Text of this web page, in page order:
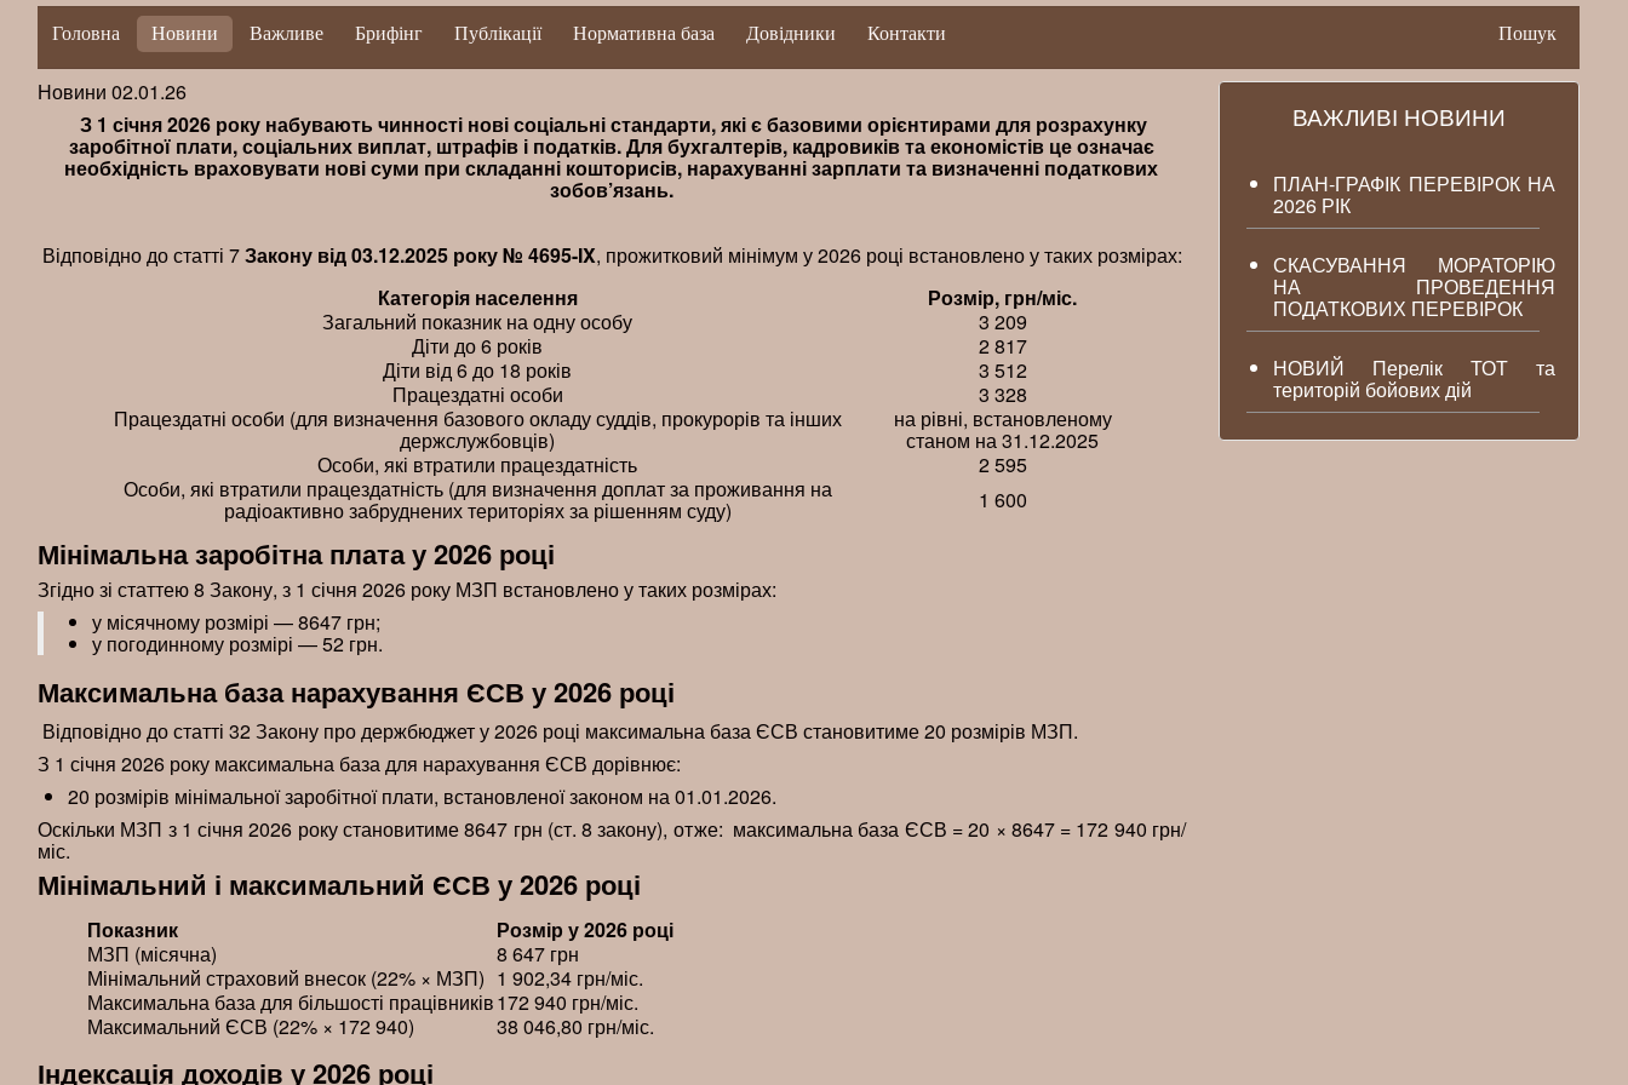
Головна Новини Важливе Брифінг Публікації Нормативна база Довідники Контакти Пошук
Новини 02.01.26
З 1 січня 2026 року набувають чинності нові соціальні стандарти, які є базовими орієнтирами для розрахунку
заробітної плати, соціальних виплат, штрафів і податків. Для бухгалтерів, кадровиків та економістів це означає
необхідність враховувати нові суми при складанні кошторисів, нарахуванні зарплати та визначенні податкових
зобов’язань.
Відповідно до статті 7Закону від 03.12.2025 року№ 4695-IX, прожитковий мінімум у 2026 році встановлено у таких розмірах:
Категорія населення
Розмір, грн/міс.
Загальний показник на одну особу
3 209
Діти до 6 років
2 817
Діти від 6 до 18 років
3 512
Працездатні особи
3 328
Працездатні особи (для визначення базового окладу суддів, прокурорів та інших
держслужбовців)
на рівні, встановленому
станом на 31.12.2025
Особи, які втратили працездатність
2 595
Особи, які втратили працездатність (для визначення доплат за проживання на
радіоактивно забруднених територіях за рішенням суду) 1 600
Мінімальна заробітна плата у 2026 році
Згідно зі статтею 8 Закону, з 1 січня 2026 року МЗП встановлено у таких розмірах:
у місячному розмірі — 8647 грн;
у погодинному розмірі — 52 грн.
Максимальна база нарахування ЄСВ у 2026 році
Відповідно до статті 32 Закону про держбюджет у 2026 році максимальна база ЄСВ становитиме 20 розмірів МЗП.
З 1 січня 2026 року максимальна база для нарахування ЄСВ дорівнює:
20 розмірів мінімальної заробітної плати, встановленої законом на 01.01.2026.
Оскільки МЗП з 1 січня 2026 року становитиме 8647 грн (ст. 8 закону), отже: максимальна база ЄСВ = 20 × 8647 = 172 940 грн/
міс.
Мінімальний і максимальний ЄСВ у 2026 році
Показник
Розмір у 2026 році
МЗП (місячна)
8 647 грн
Мінімальний страховий внесок (22% × МЗП) 1 902,34 грн/міс.
Максимальна база для більшості працівників172 940 грн/міс.
Максимальний ЄСВ (22% × 172 940)
38 046,80 грн/міс.
Індексація доходів у 2026 році
ВАЖЛИВІ НОВИНИ
ПЛАН-ГРАФІК ПЕРЕВІРОК НА
2026 РІК
СКАСУВАННЯ МОРАТОРІЮ
НА ПРОВЕДЕННЯ
ПОДАТКОВИХ ПЕРЕВІРОК
НОВИЙ Перелік ТОТ та
територій бойових дій